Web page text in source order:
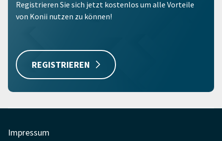
Registrieren Sie sich jetzt kostenlos um alle Vorteile
von Konii nutzen zu können!
REGISTRIEREN
Impressum